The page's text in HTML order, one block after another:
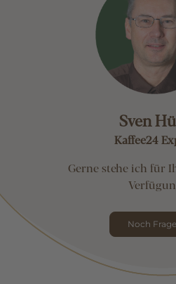
Sven
Kaffee24
Gerne stehe ich für
Noch